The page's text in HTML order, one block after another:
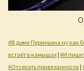
#В доме Периньона ну как
встаёт в камышах | #И
#Отсекать привязанности |